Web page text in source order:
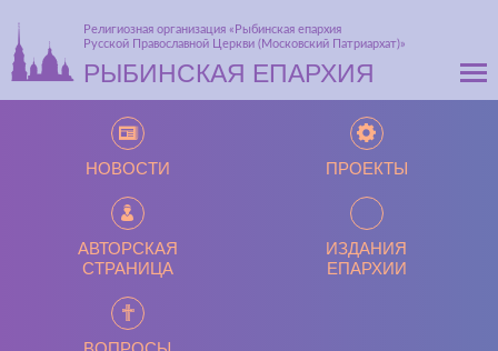
Религиозная организация «Рыбинская епархия
Русской Православной Церкви (Московский Патриархат)»
РЫБИНСКАЯ ЕПАРХИЯ
НОВОСТИ ПРОЕКТЫ
АВТОРСКАЯ
СТРАНИЦА
ИЗДАНИЯ
ЕПАРХИИ